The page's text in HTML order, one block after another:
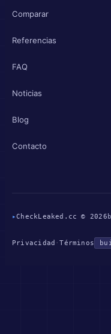
Comparar
Referencias
FAQ
Noticias
Blog
Contacto
▸CheckLeaked.cc © 2026
Privacidad ·Términos